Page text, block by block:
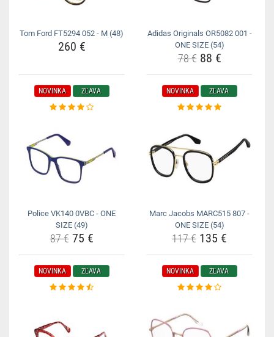
Tom Ford FT5294 052 - M (48)
260 €
Adidas Originals OR5082 001 -
ONE SIZE (54)
78 €88 €
NOVINKA ZĽAVA
Police VK140 0VBC - ONE
SIZE (49)
87 €75 €
NOVINKA ZĽAVA
Marc Jacobs MARC515 807 -
ONE SIZE (54)
117 € 135 €
NOVINKA ZĽAVA NOVINKA ZĽAVA